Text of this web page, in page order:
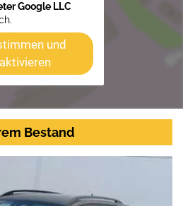
Google LLC
und
aktivieren
Bestand